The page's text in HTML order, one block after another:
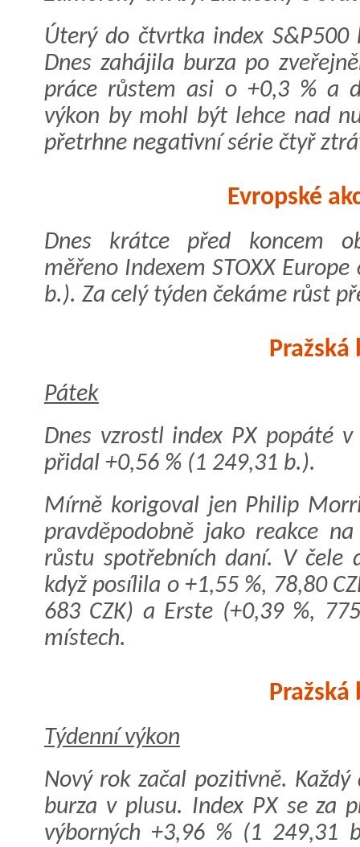
Úterý do čtvrtka index
Dnes zahájila burza po
práce růstem asi o +0,3 % a
výkon by mohl být lehce nad
přetrhne negativní série čtyř
Evropské
Dnes krátce před koncem
měřeno Indexem STOXX
b.). Za celý týden čekáme růst
Pražská
Pátek
Dnes vzrostl index PX popáté
přidal +0,56 % (1 249,31 b.).
Mírně korigoval jen Philip
pravděpodobně jako reakce
růstu spotřebních daní. V čele
když posílila o +1,55 %, 78,80
683 CZK) a Erste (+0,39 %,
místech.
Pražská
Týdenní výkon
Nový rok začal pozitivně.
burza v plusu. Index PX se za
výborných +3,96 % (1